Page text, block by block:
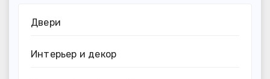
Двери
Интерьер и декор